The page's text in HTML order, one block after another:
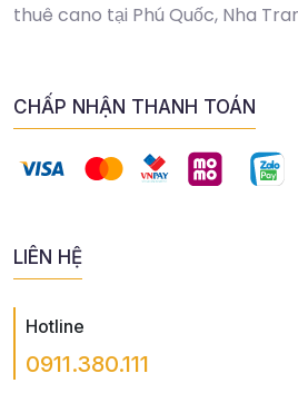
thuê cano tại Phú Quốc, Nha
CHẤP NHẬN THANH TOÁN
LIÊN HỆ
Hotline
0911.380.111